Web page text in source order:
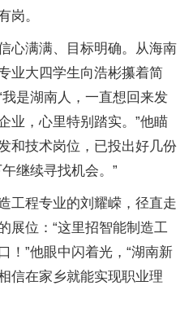
岗。
心满满、目标明确。从海南
业大四学生向浩彬攥着简
是湖南人，一直想回来发
业，心里特别踏实。”他瞄
和技术岗位，已投出好几份
继续寻找机会。”
工程专业的刘耀嵘，径直走
展位：“这里招智能制造工
！”他眼中闪着光，“湖南新
信在家乡就能实现职业理